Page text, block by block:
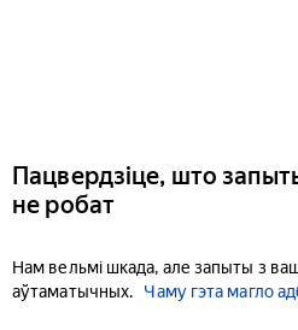
Пацвердзіце, што
не робат
Нам вельмі шкада, але запыты з
аўтаматычных.
Чаму гэта магло